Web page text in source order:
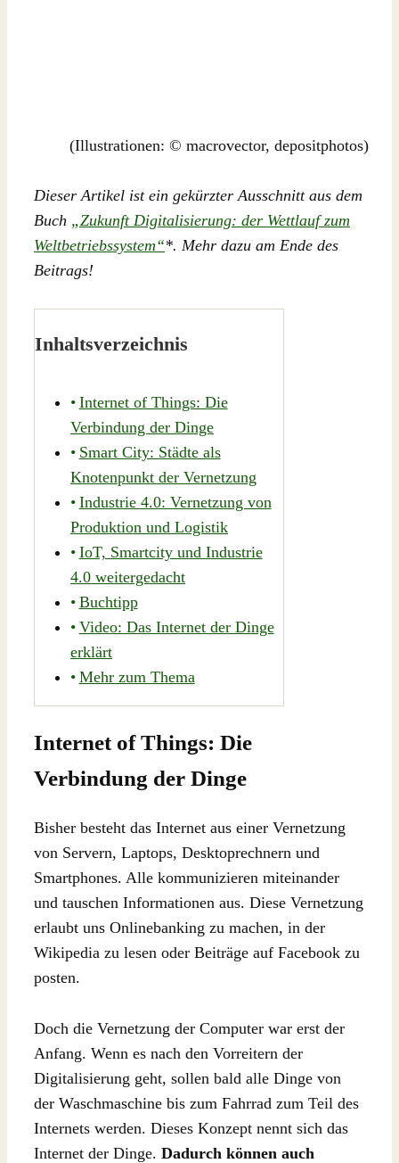
(Illustrationen: © macrovector, depositphotos)
Dieser Artikel ist ein gekürzter Ausschnitt aus dem
Buch „Zukunft Digitalisierung: der Wettlauf zum
Weltbetriebssystem“*. Mehr dazu am Ende des
Beitrags!
Inhaltsverzeichnis
Internet of Things: Die
Verbindung der Dinge
Smart City: Städte als
Knotenpunkt der Vernetzung
Industrie 4.0: Vernetzung von
Produktion und Logistik
IoT, Smartcity und Industrie
4.0 weitergedacht
Buchtipp
Video: Das Internet der Dinge
erklärt
Mehr zum Thema
Internet of Things: Die
Verbindung der Dinge
Bisher besteht das Internet aus einer Vernetzung
von Servern, Laptops, Desktoprechnern und
Smartphones. Alle kommunizieren miteinander
und tauschen Informationen aus. Diese Vernetzung
erlaubt uns Onlinebanking zu machen, in der
Wikipedia zu lesen oder Beiträge auf Facebook zu
posten.
Doch die Vernetzung der Computer war erst der
Anfang. Wenn es nach den Vorreitern der
Digitalisierung geht, sollen bald alle Dinge von
der Waschmaschine bis zum Fahrrad zum Teil des
Internets werden. Dieses Konzept nennt sich das
Internet der Dinge. Dadurch können auch